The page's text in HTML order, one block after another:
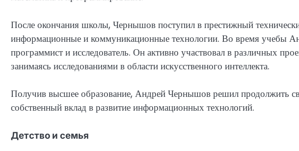
После окончания школы, Чернышов поступил в престижный
информационные и коммуникационные технологии. Во время учебы
программист и исследователь. Он активно участвовал в различных
занимаясь исследованиями в области искусственного интеллекта.
Получив высшее образование, Андрей Чернышов решил продолжить
собственный вклад в развитие информационных технологий.
Детство и семья